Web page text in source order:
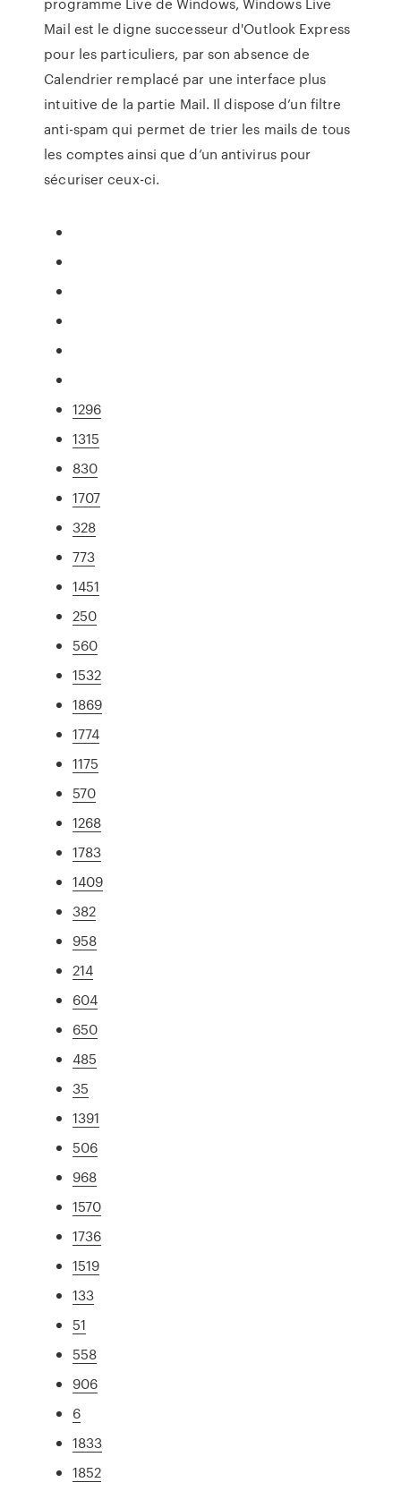
Mail est le digne successeur d'Outlook Express
pour les particuliers, par son absence de
Calendrier remplacé par une interface plus
intuitive de la partie Mail. Il dispose d’un filtre
anti-spam qui permet de trier les mails de tous
les comptes ainsi que d’un antivirus pour
sécuriser ceux-ci.
1296
1315
830
1707
328
773
1451
250
560
1532
1869
1774
1175
570
1268
1783
1409
382
958
214
604
650
485
35
1391
506
968
1570
1736
1519
133
51
558
906
6
1833
1852